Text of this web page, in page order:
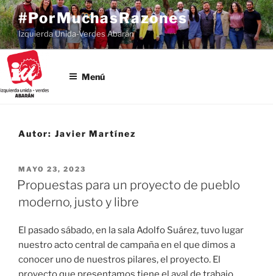
Saltar
al
contenido
#PorMuchasRazones
Izquierda Unida-Verdes Abarán
Menú
Autor: Javier Martínez
PUBLICADO
EL
MAYO 23, 2023
Propuestas para un proyecto de pueblo
moderno, justo y libre
El pasado sábado, en la sala Adolfo Suárez, tuvo lugar
nuestro acto central de campaña en el que dimos a
conocer uno de nuestros pilares, el proyecto. El